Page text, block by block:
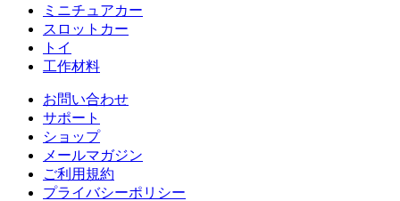
ミニチュアカー
スロットカー
トイ
工作材料
お問い合わせ
サポート
ショップ
メールマガジン
ご利用規約
プライバシーポリシー